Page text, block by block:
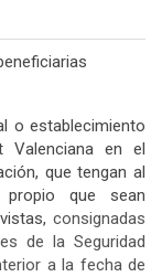
o establecimiento
Valenciana en el
que tengan al
que sean
consignadas
de la Seguridad
a la fecha de